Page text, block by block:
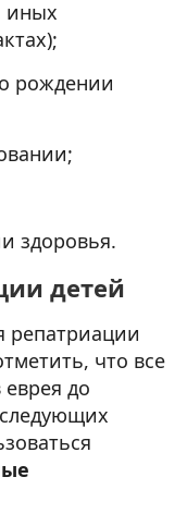
иных
рождении
здоровья.
детей
репатриации
что все
до